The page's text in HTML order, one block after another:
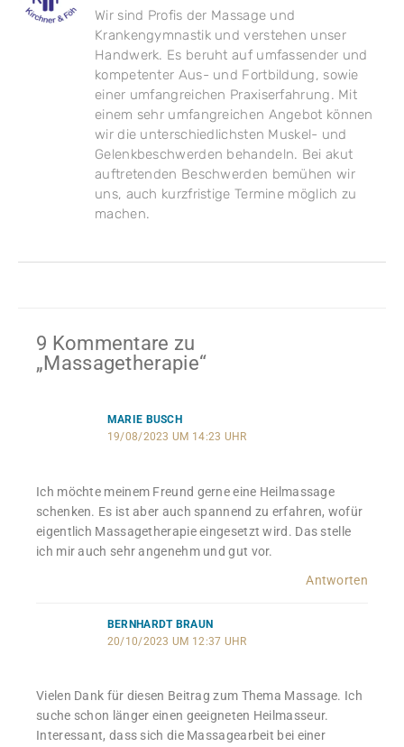
Wir sind Profis der Massage und
Krankengymnastik und verstehen unser
Handwerk. Es beruht auf umfassender und
kompetenter Aus- und Fortbildung, sowie
einer umfangreichen Praxiserfahrung. Mit
einem sehr umfangreichen Angebot können
wir die unterschiedlichsten Muskel- und
Gelenkbeschwerden behandeln. Bei akut
auftretenden Beschwerden bemühen wir
uns, auch kurzfristige Termine möglich zu
machen.
9 Kommentare zu
„Massagetherapie“
MARIE BUSCH
19/08/2023 UM 14:23 UHR
Ich möchte meinem Freund gerne eine Heilmassage
schenken. Es ist aber auch spannend zu erfahren, wofür
eigentlich Massagetherapie eingesetzt wird. Das stelle
ich mir auch sehr angenehm und gut vor.
Antworten
BERNHARDT BRAUN
20/10/2023 UM 12:37 UHR
Vielen Dank für diesen Beitrag zum Thema Massage. Ich
suche schon länger einen geeigneten Heilmasseur.
Interessant, dass sich die Massagearbeit bei einer